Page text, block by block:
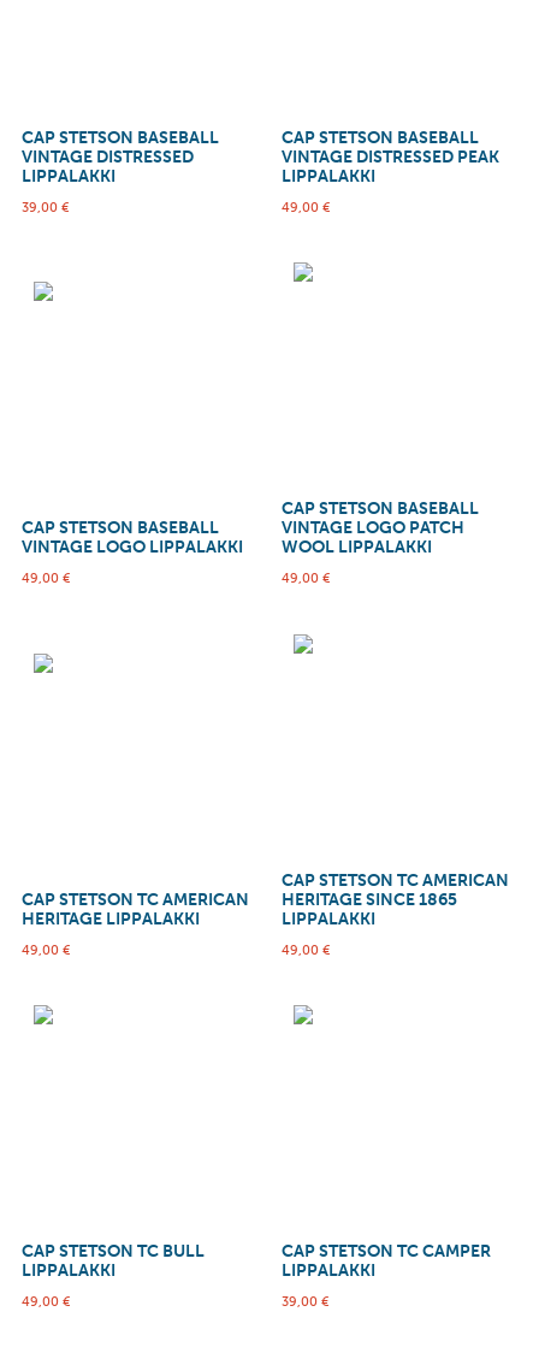
CAP STETSON BASEBALL
VINTAGE DISTRESSED
LIPPALAKKI
39,00 €
CAP STETSON BASEBALL
VINTAGE DISTRESSED PEAK
LIPPALAKKI
49,00 €
CAP STETSON BASEBALL
VINTAGE LOGO LIPPALAKKI
49,00 €
CAP STETSON BASEBALL
VINTAGE LOGO PATCH
WOOL LIPPALAKKI
49,00 €
CAP STETSON TC AMERICAN
HERITAGE LIPPALAKKI
49,00 €
CAP STETSON TC AMERICAN
HERITAGE SINCE 1865
LIPPALAKKI
49,00 €
CAP STETSON TC BULL
LIPPALAKKI
49,00 €
CAP STETSON TC CAMPER
LIPPALAKKI
39,00 €